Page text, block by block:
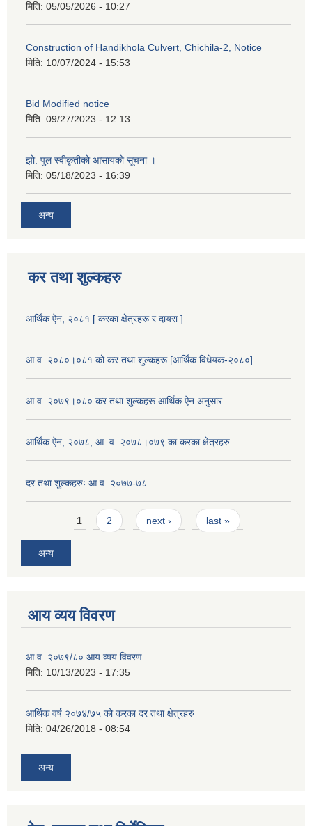
मिति: 05/05/2026 - 10:27
Construction of Handikhola Culvert, Chichila-2, Notice
मिति: 10/07/2024 - 15:53
Bid Modified notice
मिति: 09/27/2023 - 12:13
झो. पुल स्वीकृतीको आसायको सूचना ।
मिति: 05/18/2023 - 16:39
अन्य
कर तथा शुल्कहरु
आर्थिक ऐन, २०८१ [ करका क्षेत्रहरू र दायरा ]
आ.व. २०८०।०८१ को कर तथा शुल्कहरू [आर्थिक विधेयक-२०८०]
आ.व. २०७९।०८० कर तथा शुल्कहरू आर्थिक ऐन अनुसार
आर्थिक ऐन, २०७८, आ .व. २०७८।०७९ का करका क्षेत्रहरु
दर तथा शुल्कहरुः आ.व. २०७७-७८
Pages1 2 next › last »
अन्य
आय व्यय विवरण
आ.व. २०७९/८० आय व्यय विवरण
मिति: 10/13/2023 - 17:35
आर्थिक वर्ष २०७४/७५ को करका दर तथा क्षेत्रहरु
मिति: 04/26/2018 - 08:54
अन्य